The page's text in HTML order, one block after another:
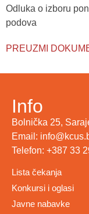
Odluka o izboru
podova
PREUZMI
Info
Bolnička 25,
Email:
Telefon: +387 33
Lista čekanja
Konkursi i oglasi
Javne nabavke